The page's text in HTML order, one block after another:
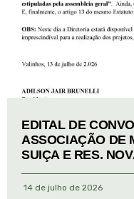
EDITAL DE
ASSOCIAÇÃO DE
SUIÇA E RES.
14 de julho de 2026